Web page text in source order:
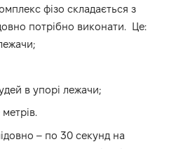
фізо складається з
потрібно виконати. Це:
в упорі лежачи;
– по 30 секунд на